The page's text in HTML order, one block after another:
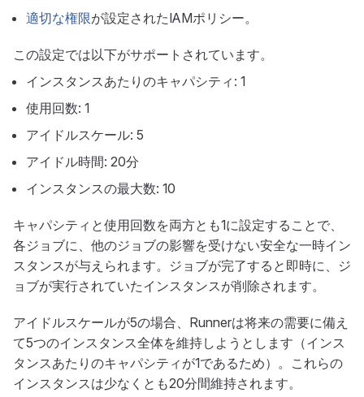
適切な権限が設定されたIAMポリシー。
この設定では以下がサポートされています。
インスタンスあたりのキャパシティ: 1
使用回数: 1
アイドルスケール: 5
アイドル時間: 20分
インスタンスの最大数: 10
キャパシティと使用回数を両方とも1に設定することで、
各ジョブに、他のジョブの影響を受けない安全な一時イン
スタンスが与えられます。ジョブが完了すると即時に、ジ
ョブが実行されていたインスタンスが削除されます。
アイドルスケールが5の場合、Runnerは将来の需要に備え
て5つのインスタンス全体を維持しようとします（インス
タンスあたりのキャパシティが1であるため）。これらの
インスタンスは少なくとも20分間維持されます。